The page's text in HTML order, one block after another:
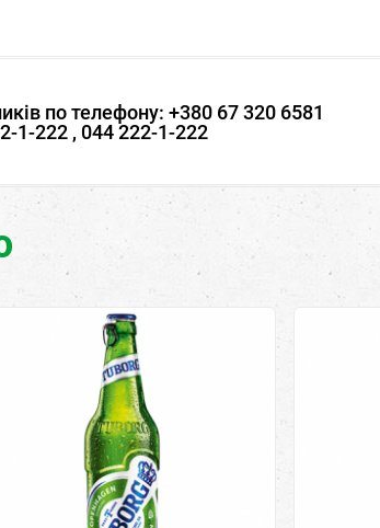
по телефону: +380 67 320 6581
1-222 , 044 222-1-222